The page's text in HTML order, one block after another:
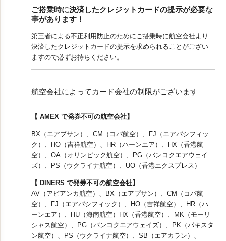
ご搭乗時に決済したクレジットカードの提示が必要な
事があります！
第三者による不正利用防止のためにご搭乗時に航空会社より
決済したクレジットカードの提示を求められることがござい
ますので必ずお持ちください。
航空会社によってカード会社の制限がございます
【 AMEX で発券不可の航空会社】
BX（エアプサン）、CM（コパ航空）、FJ（エアパシフィッ
ク）、HO（吉祥航空）、HR（ハーンエア）、HX（香港航
空）、OA（オリンピック航空）、PG（バンコクエアウェイ
ズ）、PS（ウクライナ航空）、UO（香港エクスプレス）
【 DINERS で発券不可の航空会社】
AV（アビアンカ航空）、BX（エアプサン）、CM（コパ航
空）、FJ（エアパシフィック）、HO（吉祥航空）、HR（ハ
ーンエア）、HU（海南航空）HX（香港航空）、MK（モーリ
シャス航空）、PG（バンコクエアウェイズ）、PK（パキスタ
ン航空）、PS（ウクライナ航空）、SB（エアカラン）、